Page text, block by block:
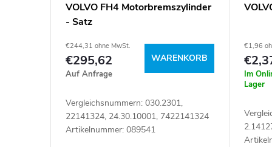
VOLVO FH4 Motorbremszylinder
- Satz
€244,31 ohne MwSt.
€295,62
Auf Anfrage
WARENKORB
Vergleichsnummern: 030.2301,
22141324, 24.30.10001, 7422141324
Artikelnummer: 089541
€1,96
Im
Lager